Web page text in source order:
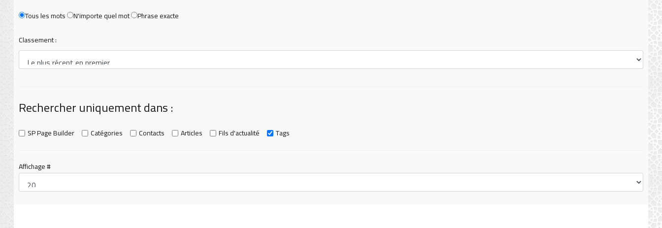
Tous les mots N'importe quel mot
Phrase exacte
Classement :
Rechercher uniquement dans :
SP Page Builder Catégories Contacts Articles Fils d'actualité Tags
Affichage #